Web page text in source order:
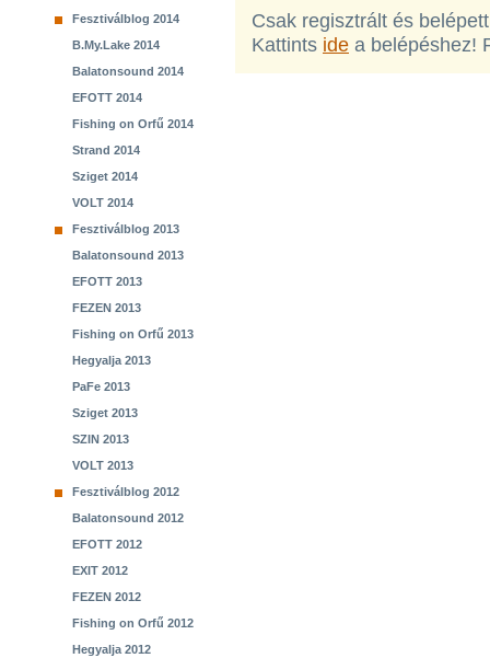
Fesztiválblog 2014
B.My.Lake 2014
Balatonsound 2014
EFOTT 2014
Fishing on Orfű 2014
Strand 2014
Sziget 2014
VOLT 2014
Fesztiválblog 2013
Balatonsound 2013
EFOTT 2013
FEZEN 2013
Fishing on Orfű 2013
Hegyalja 2013
PaFe 2013
Sziget 2013
SZIN 2013
VOLT 2013
Fesztiválblog 2012
Balatonsound 2012
EFOTT 2012
EXIT 2012
FEZEN 2012
Fishing on Orfű 2012
Hegyalja 2012
Csak regisztrált és
Kattints ide a belépéshez!